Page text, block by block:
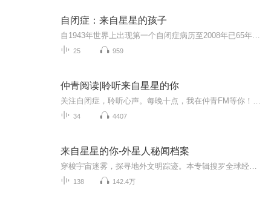
自闭症：来自星星的孩子
25 959
仲青阅读|聆听来自星星的你
34 4407
来自星星的你-外星人秘闻档案
138 142.4万